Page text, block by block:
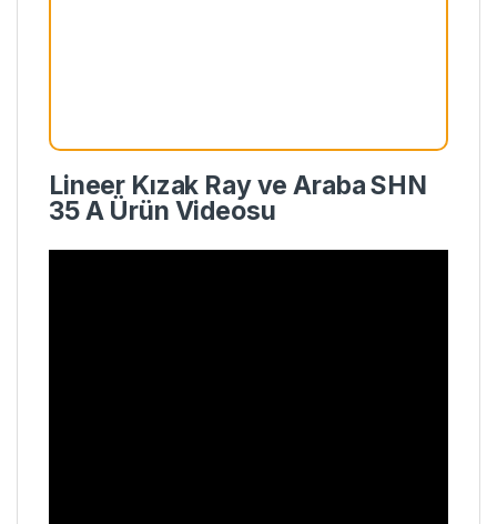
Lineer Kızak Ray ve Araba SHN
35 A Ürün Videosu